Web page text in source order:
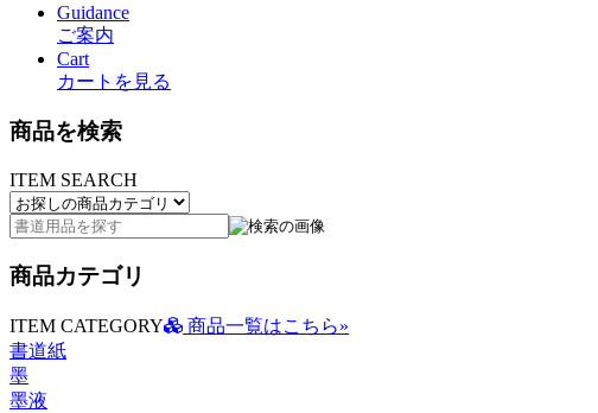
Guidance
ご案内
Cart
カートを見る
商品を検索
ITEM SEARCH
商品カテゴリ
ITEM CATEGORY
商品一覧はこちら»
書道紙
墨
墨液